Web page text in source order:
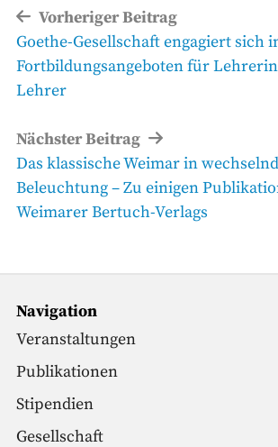
Beitragsnavigation
Vorheriger Beitrag
Vorheriger
Beitrag
Goethe-Gesellschaft engagiert sich
Fortbildungsangeboten für
Lehrer
Nächster Beitrag
Nächster
Beitrag
Das klassische Weimar in
Beleuchtung – Zu einigen
Weimarer Bertuch-Verlags
Navigation
Veranstaltungen
Publikationen
Stipendien
Gesellschaft